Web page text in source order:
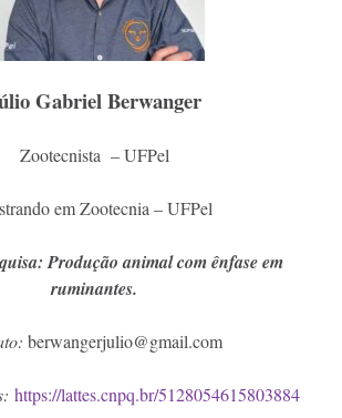
Gabriel Berwanger
Zootecnista – UFPel
em Zootecnia – UFPel
Produção animal com ênfase em
ruminantes.
berwangerjulio@gmail.com
https://lattes.cnpq.br/5128054615803884